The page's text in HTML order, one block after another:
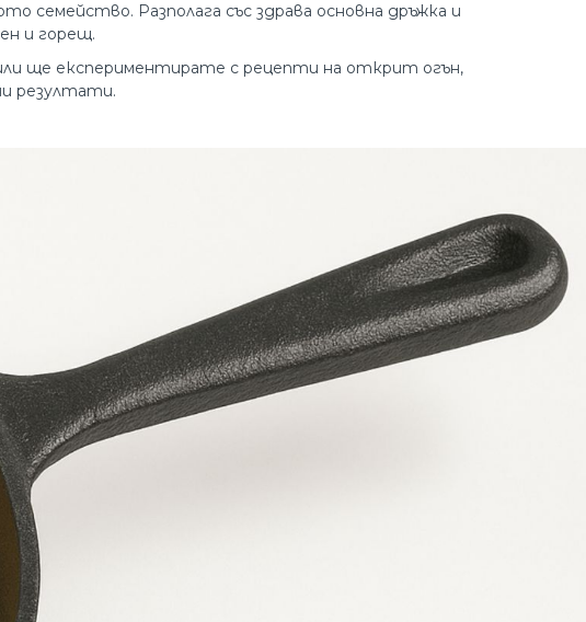
семейство. Разполага със здрава основна дръжка и
и горещ.
ще експериментирате с рецепти на открит огън,
резултати.